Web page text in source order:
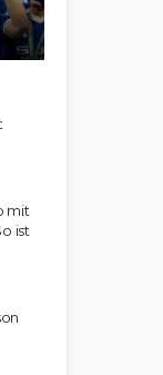
mit
ist